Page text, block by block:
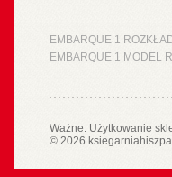
EMBARQUE 1
EMBARQUE 1 MODEL
Ważne: Użytkowanie
© 2026